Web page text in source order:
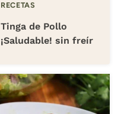
RECETAS
Tinga de Pollo
¡Saludable! sin freír